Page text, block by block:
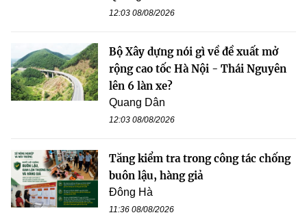
12:03 08/08/2026
Bộ Xây dựng nói gì về đề xuất mở
rộng cao tốc Hà Nội - Thái Nguyên
lên 6 làn xe?
Quang Dân
12:03 08/08/2026
Tăng kiểm tra trong công tác chống
buôn lậu, hàng giả
Đông Hà
11:36 08/08/2026